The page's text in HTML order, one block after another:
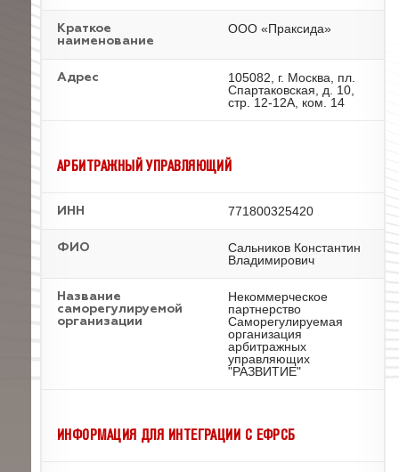
Краткое
наименование
ООО «Праксида»
Адрес
105082, г. Москва, пл.
Спартаковская, д. 10,
стр. 12-12А, ком. 14
АРБИТРАЖНЫЙ УПРАВЛЯЮЩИЙ
ИНН 771800325420
ФИО
Сальников Константин
Владимирович
Название
саморегулируемой
организации
Некоммерческое
партнерство
Саморегулируемая
организация
арбитражных
управляющих
"РАЗВИТИЕ"
ИНФОРМАЦИЯ ДЛЯ ИНТЕГРАЦИИ С ЕФРСБ